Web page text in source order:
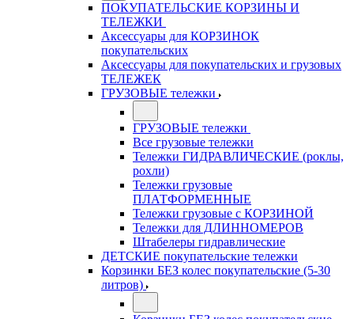
ПОКУПАТЕЛЬСКИЕ КОРЗИНЫ И
ТЕЛЕЖКИ
Аксессуары для КОРЗИНОК
покупательских
Аксессуары для покупательских и грузовых
ТЕЛЕЖЕК
ГРУЗОВЫЕ тележки
ГРУЗОВЫЕ тележки
Все грузовые тележки
Тележки ГИДРАВЛИЧЕСКИЕ (роклы,
рохли)
Тележки грузовые
ПЛАТФОРМЕННЫЕ
Тележки грузовые с КОРЗИНОЙ
Тележки для ДЛИННОМЕРОВ
Штабелеры гидравлические
ДЕТСКИЕ покупательские тележки
Корзинки БЕЗ колес покупательские (5-30
литров)